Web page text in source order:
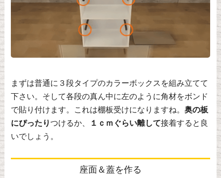
まずは普通に３段タイプのカラーボックスを組み立てて
下さい。そして各段の真ん中に左のように角材をボンド
で貼り付けます。これは棚板受けになりますね。 奥の板
にぴったりつけるか、 １ｃｍぐらい離して接着すると良
いでしょう。
座面＆蓋を作る